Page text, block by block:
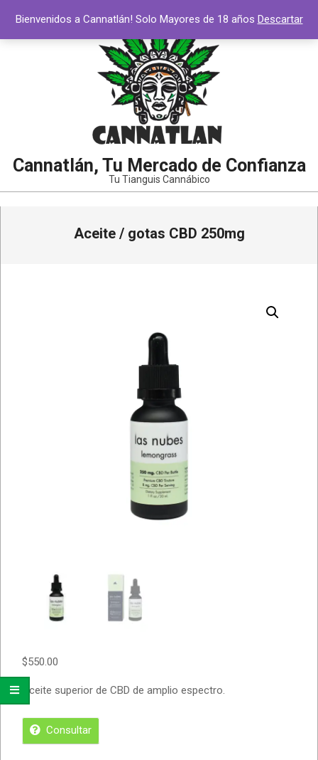
contenido
Cannatlán, Tu Mercado de Confianza
Tu Tianguis Cannábico
Aceite / gotas CBD 250mg
$550.00
Aceite superior de CBD de amplio espectro.
Consultar
Bienvenidos a Cannatlán! Solo Mayores de 18 años Descartar